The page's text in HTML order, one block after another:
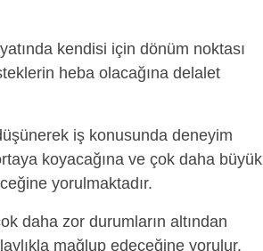
kendisi için dönüm noktası
heba olacağına delalet
iş konusunda deneyim
koyacağına ve çok daha büyük
yorulmaktadır.
daha zor durumların altından
mağlup edeceğine yorulur.